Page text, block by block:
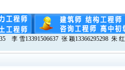
李 雪13391506637 张 颖13366295298 朱 红